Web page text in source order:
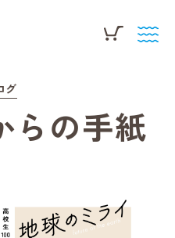
グ
らの手紙